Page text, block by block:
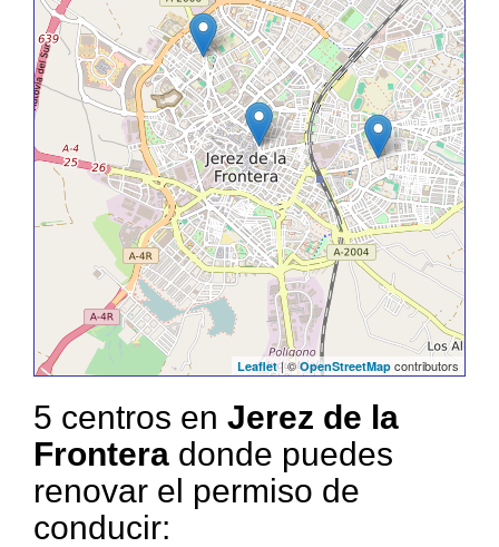
Leaflet| ©OpenStreetMap contributors
5 centros en Jerez de la
Frontera donde puedes
renovar el permiso de
conducir: